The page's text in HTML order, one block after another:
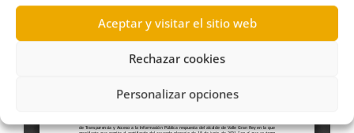
Aceptar y visitar el sitio web
Rechazar cookies
Personalizar opciones